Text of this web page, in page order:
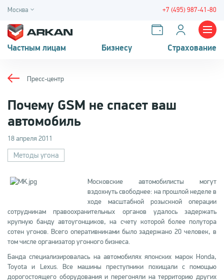
Москва +7 (495) 987-41-80
Частным лицам Бизнесу Страхование
Пресс-центр
Почему GSM не спасет ваш
автомобиль
18 апреля 2011
Методы угона
Московские автомобилисты могут
вздохнуть свободнее: на прошлой неделе в
ходе масштабной розыскной операции
сотрудникам правоохранительных органов удалось задержать
крупную банду автоугонщиков, на счету которой более полутора
сотен угонов. Всего оперативниками было задержано 20 человек, в
том числе организатор угонного бизнеса.
Банда специализировалась на автомобилях японских марок Honda,
Toyota и Lexus. Все машины преступники похищали с помощью
дорогостоящего оборудования и перегоняли на территорию других